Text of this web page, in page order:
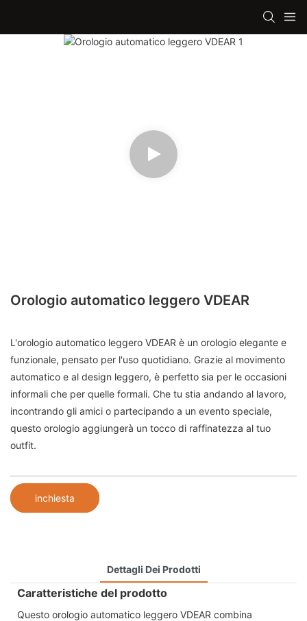
Orologio automatico leggero VDEAR
L'orologio automatico leggero VDEAR è un orologio elegante e
funzionale, pensato per l'uso quotidiano. Grazie al movimento
automatico e al design leggero, è perfetto sia per le occasioni
informali che per quelle formali. Che tu stia andando al lavoro,
incontrando gli amici o partecipando a un evento speciale,
questo orologio aggiungerà un tocco di raffinatezza al tuo
outfit.
inchiesta
Dettagli Dei Prodotti
Caratteristiche del prodotto
Questo orologio automatico leggero VDEAR combina